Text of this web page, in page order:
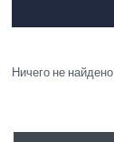
Ничего не найдено